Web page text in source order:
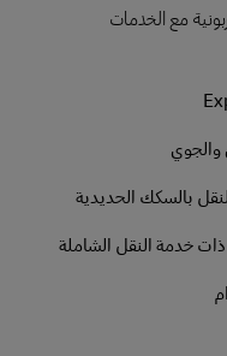
مع الخدمات
والجوي
بالسكك الحديدية
خدمة النقل الشاملة